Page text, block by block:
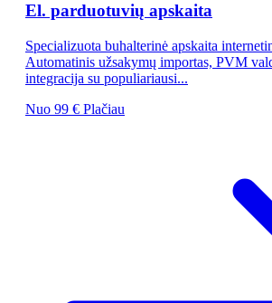
El. parduotuvių apskaita
Specializuota buhalterinė apskaita
Automatinis užsakymų importas, PVM
integracija su populiariausi...
Nuo 99 € Plačiau